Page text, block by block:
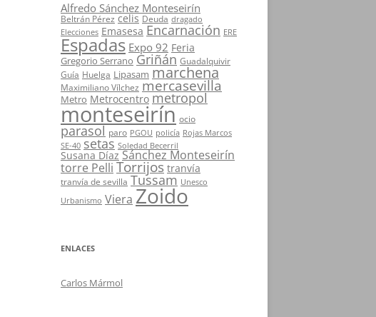
Alfredo Sánchez Monteseirín
Beltrán Pérez celis Deuda dragado
Elecciones Emasesa Encarnación ERE
Espadas Expo 92 Feria
Gregorio Serrano Griñán Guadalquivir
Guía Huelga Lipasam marchena
Maximiliano Vílchez mercasevilla
Metro Metrocentro metropol
monteseirín ocio
parasol paro PGOU policía Rojas Marcos
SE-40 setas Soledad Becerril
Susana Díaz Sánchez Monteseirín
torre Pelli Torrijos tranvía
tranvía de sevilla Tussam Unesco
Urbanismo Viera Zoido
ENLACES
Carlos Mármol